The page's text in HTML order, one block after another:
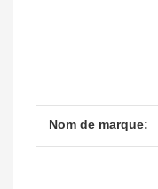
Nom de marque: